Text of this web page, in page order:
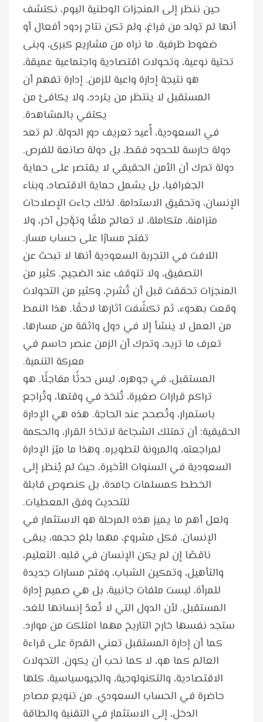
حين ننظر إلى المنجزات الوطنية اليوم، نكتشف
أنها لم تولد من فراغ، ولم تكن نتاج ردود أفعال أو
ضغوط ظرفية. ما نراه من مشاريع كبرى، وبنى
تحتية نوعية، وتحولات اقتصادية واجتماعية عميقة،
هو نتيجة إدارة واعية للزمن. إدارة تفهم أن
المستقبل لا ينتظر من يتردد، ولا يكافئ من
في السعودية، أُعيد تعريف دور الدولة. لم تعد
دولة حارسة للحدود فقط، بل دولة صانعة للفرص.
دولة تدرك أن الأمن الحقيقي لا يقتصر على حماية
الجغرافيا، بل يشمل حماية الاقتصاد، وبناء
الإنسان، وتحقيق الاستدامة. لذلك جاءت الإصلاحات
متزامنة، متكاملة، لا تعالج ملفًا وتؤجل آخر، ولا
اللافت في التجربة السعودية أنها لا تبحث عن
التصفيق، ولا تتوقف عند الضجيج. كثير من
المنجزات تحققت قبل أن تُشرح، وكثير من التحولات
وقعت بهدوء، ثم تكشّفت آثارها لاحقًا. هذا النمط
من العمل لا ينشأ إلا في دول واثقة من مسارها،
تعرف ما تريد، وتدرك أن الزمن عنصر حاسم في
المستقبل، في جوهره، ليس حدثًا مفاجئًا. هو
تراكم قرارات صغيرة، تُتخذ في وقتها، وتُراجع
باستمرار، وتُصحح عند الحاجة. هذه هي الإدارة
الحقيقية: أن تمتلك الشجاعة لاتخاذ القرار، والحكمة
لمراجعته، والمرونة لتطويره. وهذا ما ميّز الإدارة
السعودية في السنوات الأخيرة، حيث لم يُنظر إلى
الخطط كمسلمات جامدة، بل كنصوص قابلة
ولعل أهم ما يميز هذه المرحلة هو الاستثمار في
الإنسان. فكل مشروع، مهما بلغ حجمه، يبقى
ناقصًا إن لم يكن الإنسان في قلبه. التعليم،
والتأهيل، وتمكين الشباب، وفتح مسارات جديدة
للمرأة، ليست ملفات جانبية، بل هي صميم إدارة
المستقبل. لأن الدول التي لا تُعدّ إنسانها للغد،
كما أن إدارة المستقبل تعني القدرة على قراءة
العالم كما هو، لا كما نحب أن يكون. التحولات
الاقتصادية، والتكنولوجية، والجيوسياسية، كلها
حاضرة في الحساب السعودي. من تنويع مصادر
الدخل، إلى الاستثمار في التقنية والطاقة